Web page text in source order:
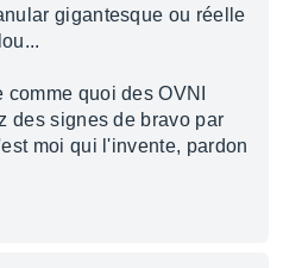
gigantesque ou réelle
quoi des OVNI
des signes de bravo par
moi qui l'invente, pardon